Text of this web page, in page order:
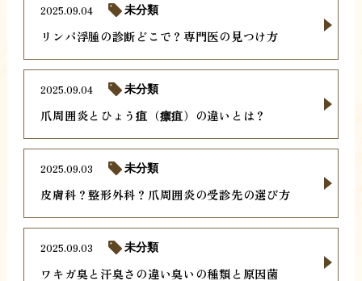
リンパ浮腫の診断どこで？専門医の見つけ方
2025.09.04 未分類
爪周囲炎とひょう疽（瘭疽）の違いとは？
2025.09.04 未分類
皮膚科？整形外科？爪周囲炎の受診先の選び方
2025.09.03 未分類
ワキガ臭と汗臭さの違い臭いの種類と原因菌
2025.09.03 未分類